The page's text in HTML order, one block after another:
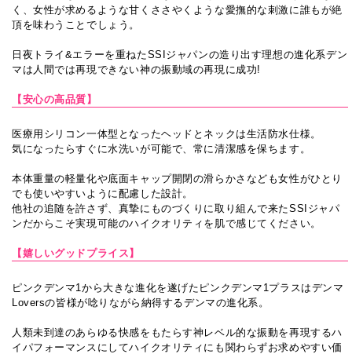
く、女性が求めるような甘くささやくような愛撫的な刺激に誰もが絶
頂を味わうことでしょう。
日夜トライ&エラーを重ねたSSIジャパンの造り出す理想の進化系デン
マは人間では再現できない神の振動域の再現に成功!
【安心の高品質】
医療用シリコン一体型となったヘッドとネックは生活防水仕様。
気になったらすぐに水洗いが可能で、常に清潔感を保ちます。
本体重量の軽量化や底面キャップ開閉の滑らかさなども女性がひとり
でも使いやすいように配慮した設計。
他社の追随を許さず、真摯にものづくりに取り組んで来たSSIジャパ
ンだからこそ実現可能のハイクオリティを肌で感じてください。
【嬉しいグッドプライス】
ピンクデンマ1から大きな進化を遂げたピンクデンマ1プラスはデンマ
Loversの皆様が唸りながら納得するデンマの進化系。
人類未到達のあらゆる快感をもたらす神レベル的な振動を再現するハ
イパフォーマンスにしてハイクオリティにも関わらずお求めやすい価